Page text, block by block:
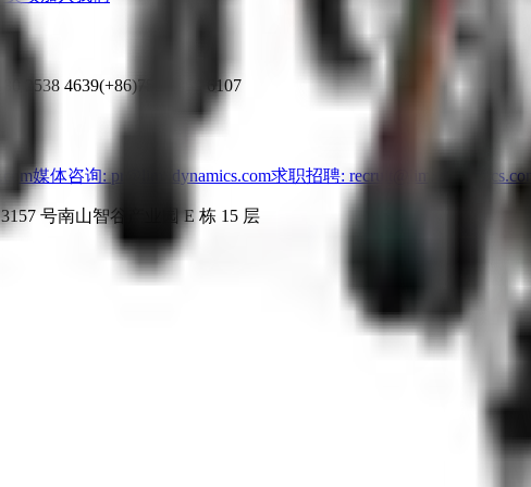
2538 4639(+86)755 2359 6107
媒体咨询: pr@limxdynamics.com求职招聘: recruit@limxdynamics.com
号南山智谷产业园 E 栋 15 层